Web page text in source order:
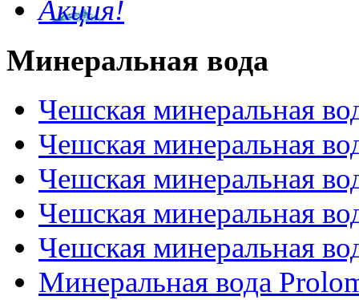
Акция!
Минеральная вода
Чешская минеральная
Чешская минеральная
Чешская минеральная
Чешская минеральная
Чешская минеральная
Минеральная вода